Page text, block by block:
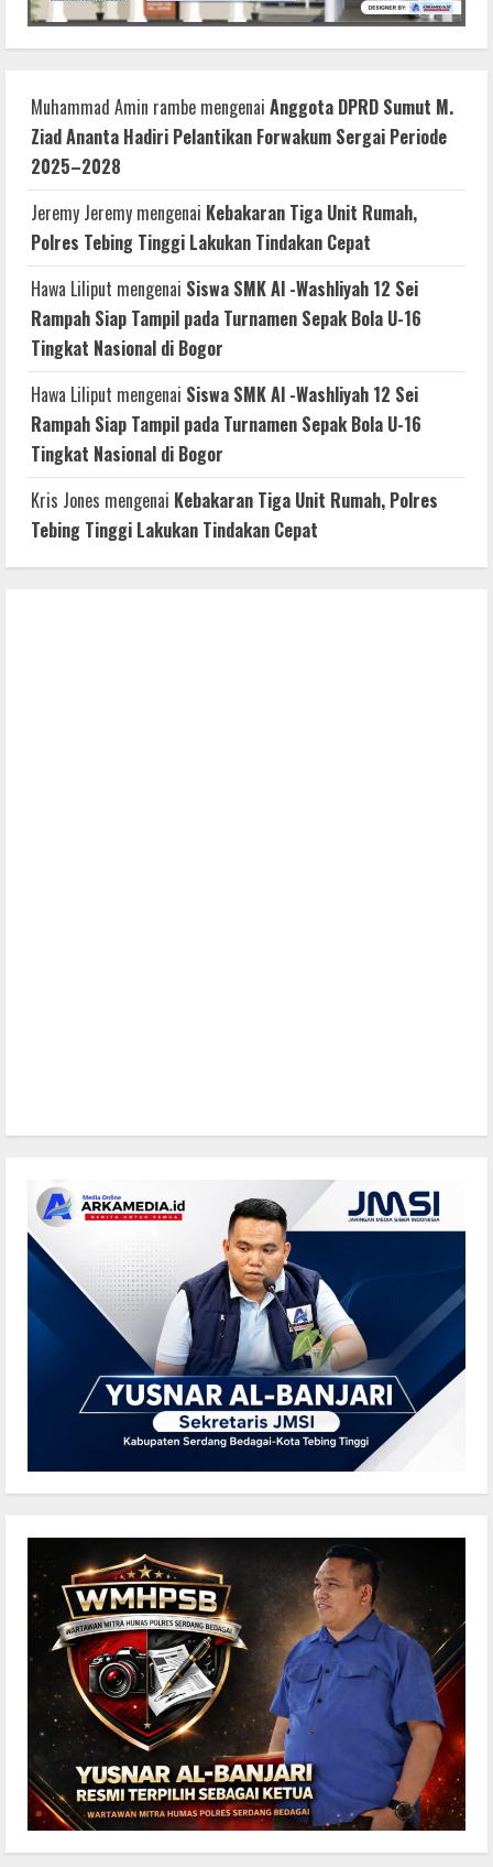
Muhammad Amin rambe mengenai Anggota DPRD Sumut M.
Ziad Ananta Hadiri Pelantikan Forwakum Sergai Periode
2025–2028
Jeremy Jeremy mengenai Kebakaran Tiga Unit Rumah,
Polres Tebing Tinggi Lakukan Tindakan Cepat
Hawa Liliput mengenai Siswa SMK Al -Washliyah 12 Sei
Rampah Siap Tampil pada Turnamen Sepak Bola U-16
Tingkat Nasional di Bogor
Hawa Liliput mengenai Siswa SMK Al -Washliyah 12 Sei
Rampah Siap Tampil pada Turnamen Sepak Bola U-16
Tingkat Nasional di Bogor
Kris Jones mengenai Kebakaran Tiga Unit Rumah, Polres
Tebing Tinggi Lakukan Tindakan Cepat